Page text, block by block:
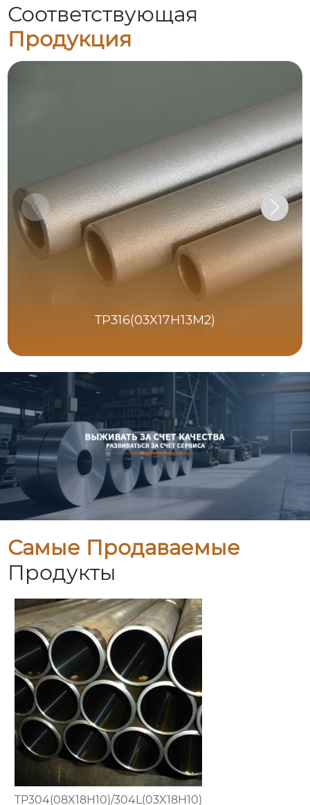
Соответствующая
Продукция
TP316(03X17H13M2)
Самые Продаваемые
Продукты
TP304(08X18H10)/304L(03X18H10)